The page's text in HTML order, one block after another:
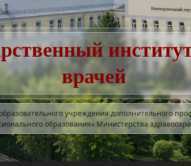
врачей
учреждения дополнительного
образования» Министерства